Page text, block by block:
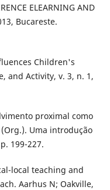
ELEARNING AND
Bucareste.
Children's
and Activity, v. 3, n. 1,
proximal como
Uma introdução
199-227.
local teaching and
Aarhus N; Oakville,